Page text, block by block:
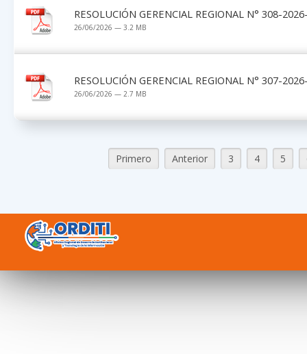
RESOLUCIÓN GERENCIAL REGIONAL N° 308-
26/06/2026 — 3.2 MB
RESOLUCIÓN GERENCIAL REGIONAL N° 307-
26/06/2026 — 2.7 MB
Primero Anterior 3 4 5